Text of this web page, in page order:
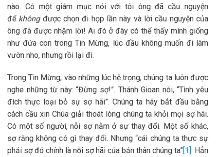
nào. Có một giám mục nói với tôi ông đã cầu nguyện
để khôngđược chọn đi họp lần này và lời cầu nguyện của
ông đã được nhậm lời! Ai đó ở đây có thể thấy mình giống
như đứa con trong Tin Mừng, lúc đầu không muốn đi làm
vườn nho, nhưng rồi lại đi.
Trong Tin Mừng, vào những lúc hệ trọng, chúng ta luôn được
nghe những từ này: “Đừng sợ!”. Thánh Gioan nói, “Tình yêu
đích thực loại bỏ sự sợ hãi”. Chúng ta hãy bắt đầu bằng
cách cầu xin Chúa giải thoát lòng chúng ta khỏi mọi sợ hãi.
Có một số người, nỗi sợ nằm ở sự thay đổi. Một số khác,
sợ rằng không có gì thay đổi. Nhưng “cái chúng ta thực sự
phải sợ đó chính là nỗi sợ hãi của bản thân chúng ta”[1]. Hẳn